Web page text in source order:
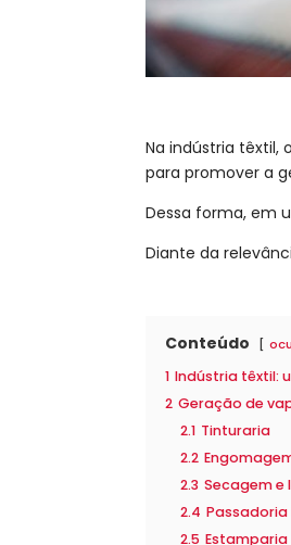
Na indústria têxtil,
para promover a
Dessa forma, em
Diante da
Conteúdo
1 Indústria têxtil:
2 Geração de
2.1 Tinturaria
2.2
2.3 Secagem e
2.4
2.5 Estamparia